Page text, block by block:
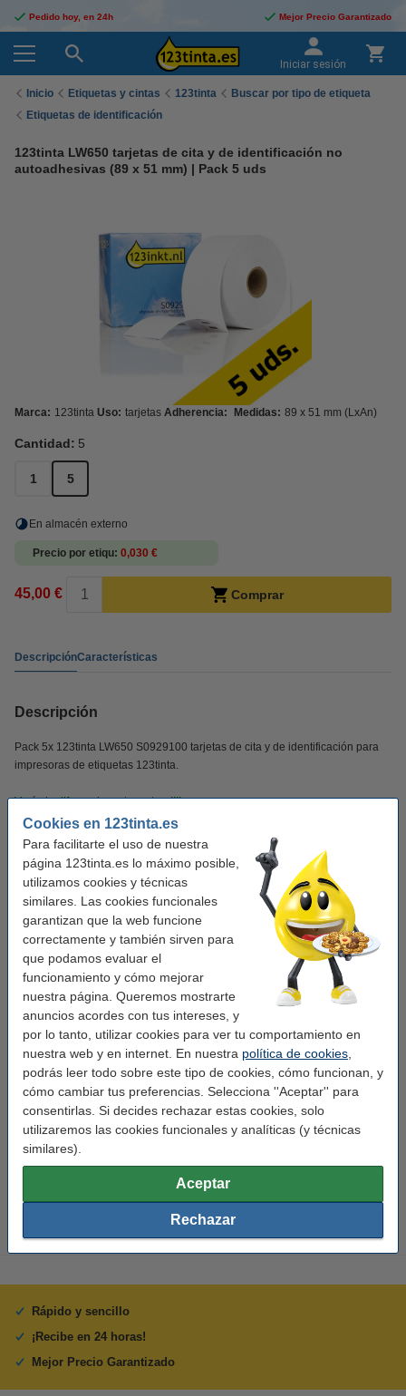
Cookies en 123tinta.es
Para facilitarte el uso de nuestra
página 123tinta.es lo máximo posible,
utilizamos cookies y técnicas
similares. Las cookies funcionales
garantizan que la web funcione
correctamente y también sirven para
que podamos evaluar el
funcionamiento y cómo mejorar
nuestra página. Queremos mostrarte
anuncios acordes con tus intereses, y
por lo tanto, utilizar cookies para ver tu comportamiento en
nuestra web y en internet. En nuestra política de cookies
podrás leer todo sobre este tipo de cookies, cómo funcionan, y
cómo cambiar tus preferencias. Selecciona ''Aceptar'' para
consentirlas. Si decides rechazar estas cookies, solo
utilizaremos las cookies funcionales y analíticas (y técnicas
similares).
Aceptar
Rechazar
Pedido hoy, en 24h Mejor Precio Garantizado
Iniciar sesión
Inicio Etiquetas y cintas 123tinta
Buscar por tipo de etiqueta
Etiquetas de identificación
123tinta LW650 tarjetas de cita y de identificación no
autoadhesivas (89 x 51 mm) | Pack 5 uds
Marca: 123tinta Uso: tarjetas Adherencia: Medidas: 89 x 51 mm (LxAn)
Cantidad: 5
1 5
En almacén externo
Precio por etiqu 0,030 €
45,00 € Comprar
DescripciónCaracterísticas
Descripción
Pack 5x 123tinta LW650 S0929100 tarjetas de cita y de identificación para
impresoras de etiquetas 123tinta.
Verás la diferencia en tu cartera!!!!
Este producto marca 123tinta incluye garantía del 100%. 1-2-3 ¡sin preocupaciones!
Características
123tinta
Uso: tarjetas
Adherencia:
Medidas: 89 x 51 mm (LxAn)
Capacidad: 5 x 300 etiquetas
Núm fábrica: S0929100
Núm. de item: 650747
Le recomendamos que utilice estas etiquetas en lugar de las
Rápido y sencillo
¡Recibe en 24 horas!
Mejor Precio Garantizado